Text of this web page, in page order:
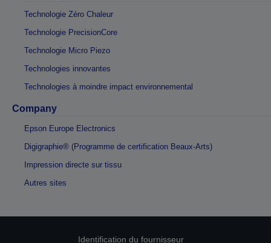
Technologie Zéro Chaleur
Technologie PrecisionCore
Technologie Micro Piezo
Technologies innovantes
Technologies à moindre impact environnemental
Company
Epson Europe Electronics
Digigraphie® (Programme de certification Beaux-Arts)
Impression directe sur tissu
Autres sites
Identification du fournisseur